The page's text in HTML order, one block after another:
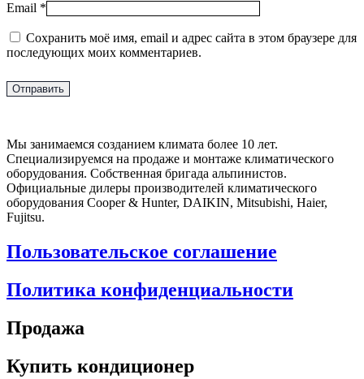
Email *
Сохранить моё имя, email и адрес сайта в этом браузере для
последующих моих комментариев.
Мы занимаемся созданием климата более 10 лет.
Специализируемся на продаже и монтаже климатического
оборудования. Собственная бригада альпинистов.
Официальные дилеры производителей климатического
оборудования Cooper & Hunter, DAIKIN, Mitsubishi, Haier,
Fujitsu.
Пользовательское соглашение
Политика конфиденциальности
Продажа
Купить кондиционер